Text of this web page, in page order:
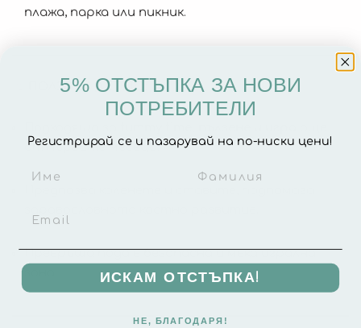
плажа, парка или пикник.
ПОЛЗИ ЗА ДЕТЕТО:
от първите месеци.
Превръща пода в безопасна и мека игрална
5% ОТСТЪПКА ЗА НОВИ
ПОТРЕБИТЕЛИ
Регистрирай се и пазарувай на по-ниски цени!
ИСКАМ ОТСТЪПКА!
НЕ, БЛАГОДАРЯ!